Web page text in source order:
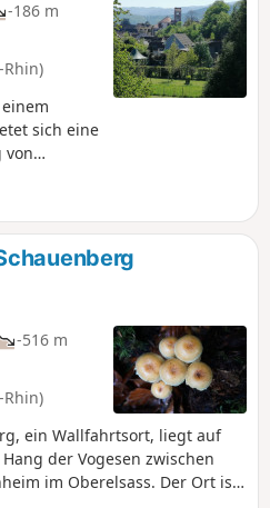
-186 m
sich eine
von
-516 m
ein Wallfahrtsort, liegt auf
der Vogesen zwischen
im Oberelsass. Der Ort ist